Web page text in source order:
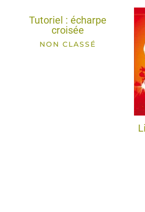
Tutoriel : écharpe
croisée
NON CLASSÉ